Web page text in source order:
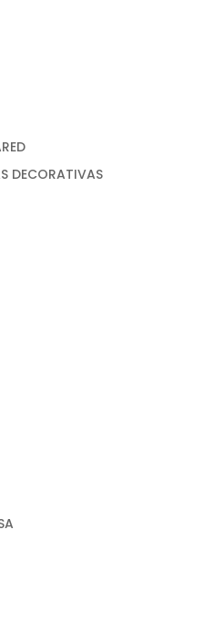
DECORATIVAS